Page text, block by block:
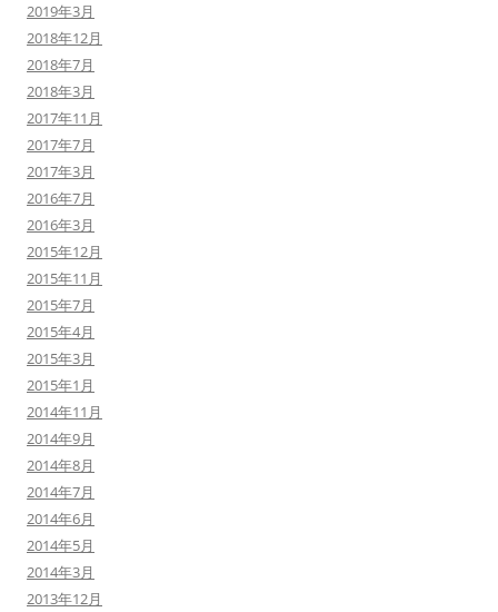
2019年3月
2018年12月
2018年7月
2018年3月
2017年11月
2017年7月
2017年3月
2016年7月
2016年3月
2015年12月
2015年11月
2015年7月
2015年4月
2015年3月
2015年1月
2014年11月
2014年9月
2014年8月
2014年7月
2014年6月
2014年5月
2014年3月
2013年12月